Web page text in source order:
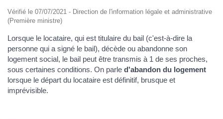
Vérifié le 07/07/2021 - Direction de l'information légale et administrative
(Première ministre)
Lorsque le locataire, qui est titulaire du bail (c'est-à-dire la
personne qui a signé le bail), décède ou abandonne son
logement social, le bail peut être transmis à 1 de ses proches,
sous certaines conditions. On parle d'abandon du logement
lorsque le départ du locataire est définitif, brusque et
imprévisible.